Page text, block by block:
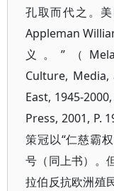
孔取而代之。
Appleman
义。”（
Culture,
East, 1945-
Press, 2001, P.
策冠以“仁慈霸
号（同上书）。
拉伯反抗欧洲殖